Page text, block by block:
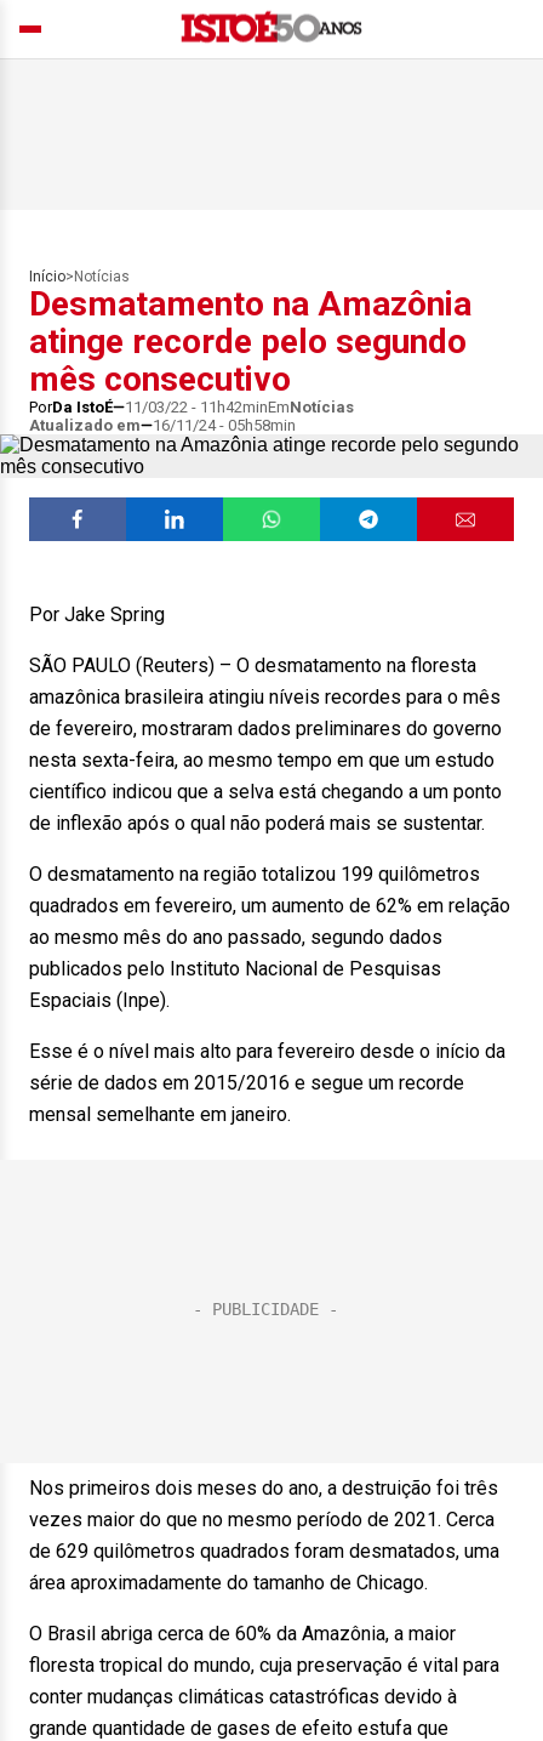
Início> Notícias
Desmatamento na Amazônia
atinge recorde pelo segundo
mês consecutivo
PorDa IstoÉ 11/03/22 - 11h42minEmNotícias
Atualizado em
16/11/24 - 05h58min
Por Jake Spring
SÃO PAULO (Reuters) – O desmatamento na floresta
amazônica brasileira atingiu níveis recordes para o mês
de fevereiro, mostraram dados preliminares do governo
nesta sexta-feira, ao mesmo tempo em que um estudo
científico indicou que a selva está chegando a um ponto
de inflexão após o qual não poderá mais se sustentar.
O desmatamento na região totalizou 199 quilômetros
quadrados em fevereiro, um aumento de 62% em relação
ao mesmo mês do ano passado, segundo dados
publicados pelo Instituto Nacional de Pesquisas
Espaciais (Inpe).
Esse é o nível mais alto para fevereiro desde o início da
série de dados em 2015/2016 e segue um recorde
mensal semelhante em janeiro.
Nos primeiros dois meses do ano, a destruição foi três
vezes maior do que no mesmo período de 2021. Cerca
de 629 quilômetros quadrados foram desmatados, uma
área aproximadamente do tamanho de Chicago.
O Brasil abriga cerca de 60% da Amazônia, a maior
floresta tropical do mundo, cuja preservação é vital para
conter mudanças climáticas catastróficas devido à
grande quantidade de gases de efeito estufa que